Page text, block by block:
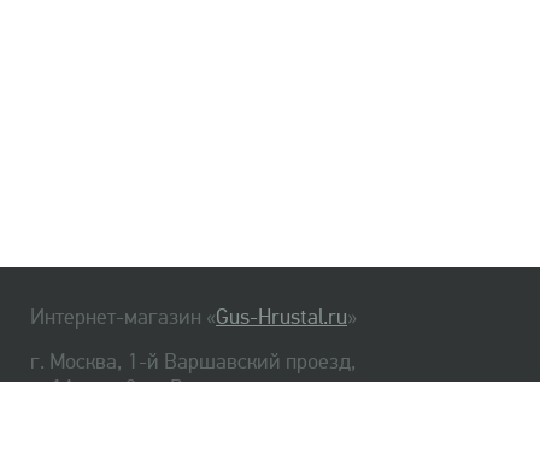
Интернет-магазин «Gus-Hrustal.ru»
г. Москва, 1-й Варшавский проезд,
д. 1А, стр. 3, м. Варшавская